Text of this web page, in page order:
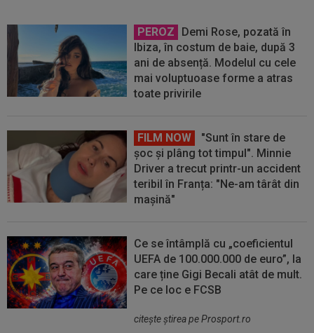
PEROZ
Demi Rose, pozată în
Ibiza, în costum de baie, după 3
ani de absență. Modelul cu cele
mai voluptuoase forme a atras
toate privirile
FILM NOW
"Sunt în stare de
șoc și plâng tot timpul". Minnie
Driver a trecut printr-un accident
teribil în Franța: "Ne-am târât din
mașină"
Ce se întâmplă cu „coeficientul
UEFA de 100.000.000 de euro”, la
care ține Gigi Becali atât de mult.
Pe ce loc e FCSB
citeşte ştirea pe Prosport.ro